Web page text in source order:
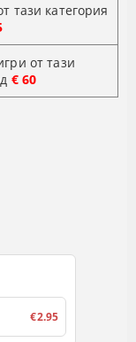
тази категория
от тази
€ 60
€2.95